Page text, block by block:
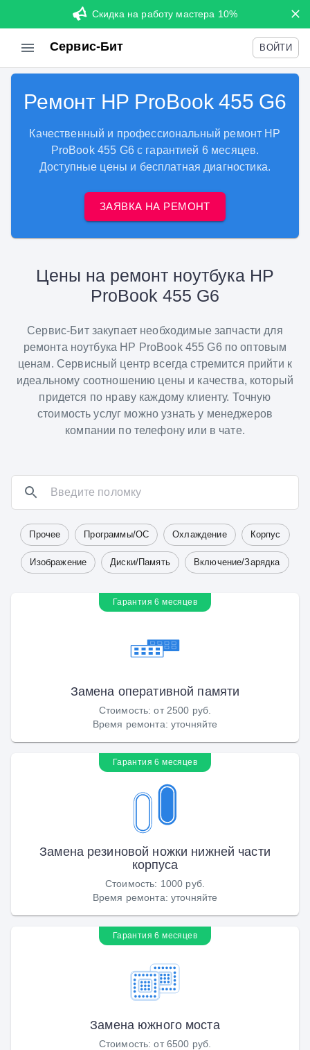
Скидка на работу мастера 10%
Сервис-Бит ВОЙТИ
Ремонт HP ProBook 455 G6
Качественный и профессиональный ремонт HP
ProBook 455 G6 с гарантией 6 месяцев.
Доступные цены и бесплатная диагностика.
ЗАЯВКА НА РЕМОНТ
Цены на ремонт ноутбука HP
ProBook 455 G6
Сервис-Бит закупает необходимые запчасти для
ремонта ноутбука HP ProBook 455 G6 по оптовым
ценам. Сервисный центр всегда стремится прийти к
идеальному соотношению цены и качества, который
придется по нраву каждому клиенту. Точную
стоимость услуг можно узнать у менеджеров
компании по телефону или в чате.
Прочее Программы/ОС Охлаждение Корпус
Изображение Диски/Память Включение/Зарядка
Гарантия 6 месяцев
Замена оперативной памяти
Стоимость:от 2500 руб.
Время ремонта: уточняйте
Гарантия 6 месяцев
Замена резиновой ножки нижней части
корпуса
Стоимость: 1000 руб.
Время ремонта: уточняйте
Гарантия 6 месяцев
Замена южного моста
Стоимость:от 6500 руб.